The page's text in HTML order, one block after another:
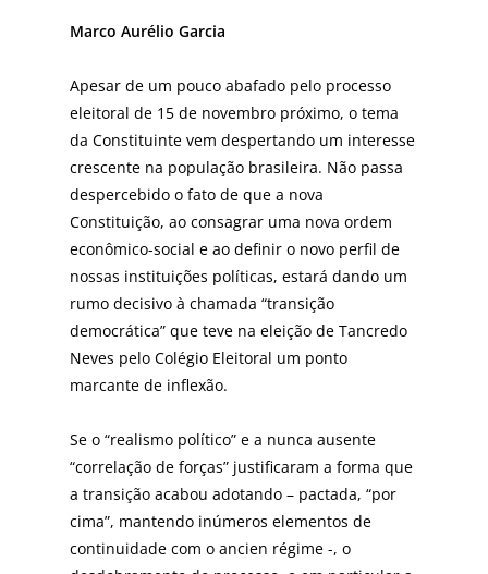
Marco Aurélio Garcia
Apesar de um pouco abafado pelo processo
eleitoral de 15 de novembro próximo, o tema
da Constituinte vem despertando um interesse
crescente na população brasileira. Não passa
despercebido o fato de que a nova
Constituição, ao consagrar uma nova ordem
econômico-social e ao definir o novo perfil de
nossas instituições políticas, estará dando um
rumo decisivo à chamada “transição
democrática” que teve na eleição de Tancredo
Neves pelo Colégio Eleitoral um ponto
marcante de inflexão.
Se o “realismo político” e a nunca ausente
“correlação de forças” justificaram a forma que
a transição acabou adotando – pactada, “por
cima”, mantendo inúmeros elementos de
continuidade com o ancien régime -, o